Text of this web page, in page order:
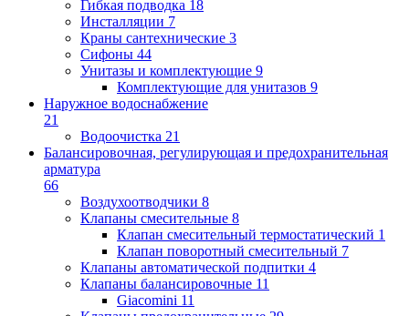
Гибкая подводка 18
Инсталляции 7
Краны сантехнические 3
Сифоны 44
Унитазы и комплектующие 9
Комплектующие для унитазов 9
Наружное водоснабжение
21
Водоочистка 21
Балансировочная, регулирующая и предохранительная
арматура
66
Воздухоотводчики 8
Клапаны cмесительные 8
Клапан cмесительный термостатический 1
Клапан поворотный cмесительный 7
Клапаны автоматической подпитки 4
Клапаны балансировочные 11
Giacomini 11